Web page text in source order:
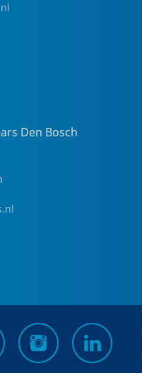
Den Bosch